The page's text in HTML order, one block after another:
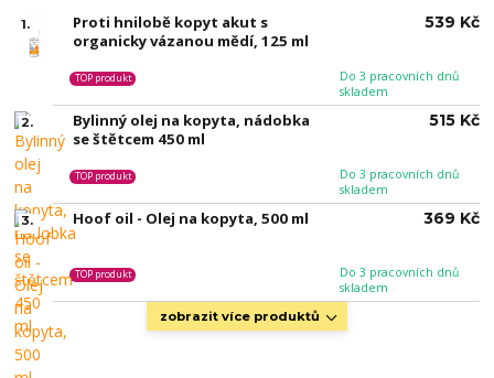
1.
Proti hnilobě kopyt akut s
organicky vázanou mědí, 125 ml
Do 3 pracovních dnů
skladem
TOP produkt
539 Kč
2.
Bylinný olej na kopyta, nádobka
se štětcem 450 ml
Do 3 pracovních dnů
skladem
TOP produkt
515 Kč
3. Hoof oil - Olej na kopyta, 500 ml
Do 3 pracovních dnů
skladem
TOP produkt
369 Kč
zobrazit více produktů